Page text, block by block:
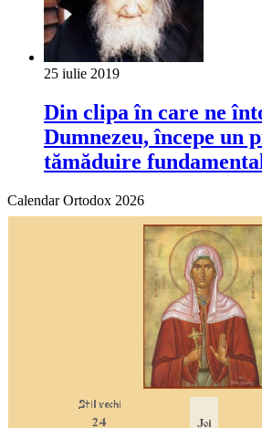
25 iulie 2019
Din clipa în care ne
Dumnezeu, începe un
tămăduire
Calendar Ortodox 2026